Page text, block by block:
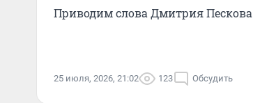
Приводим слова Дмитрия Пескова
25 июля, 2026, 21:02 123 Обсудить